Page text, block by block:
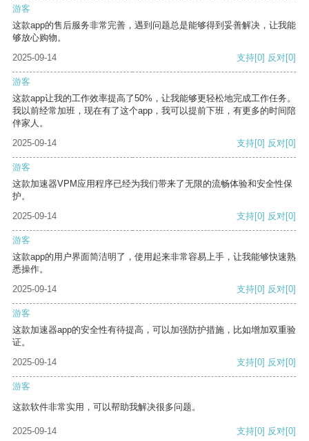
游客
这款app的售后服务非常完善，遇到问题总是能够得到妥善解决，让我能
够放心购物。
2025-09-14
支持[0] 反对[0]
游客
这款app让我的工作效率提高了50%，让我能够更轻松地完成工作任务。
我以前经常加班，现在有了这个app，我可以提前下班，有更多的时间陪
伴家人。
2025-09-14
支持[0] 反对[0]
游客
这款加速器VPM应用程序已经为我们带来了无限的流畅体验和安全性保
护。
2025-09-14
支持[0] 反对[0]
游客
这款app的用户界面简洁明了，使用起来非常容易上手，让我能够快速熟
悉操作。
2025-09-14
支持[0] 反对[0]
游客
这款加速器app的安全性有待提高，可以加强防护措施，比如增加双重验
证。
2025-09-14
支持[0] 反对[0]
游客
这款软件非常实用，可以帮助我解决很多问题。
2025-09-14 支持[0] 反对[0]